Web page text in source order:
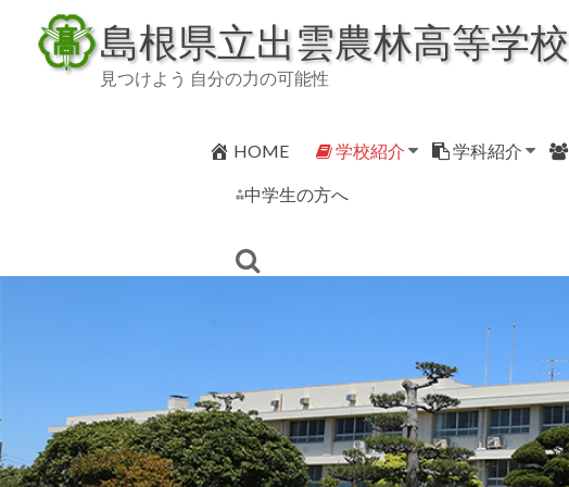
content
島根県立出雲農林高等学校
見つけよう 自分の力の可能性
HOME 学校紹介 学科紹介
⁂中学生の方へ